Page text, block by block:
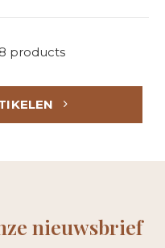
products
nieuwsbrief